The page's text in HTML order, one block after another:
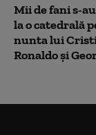
Mii de fani s-
la o catedrală
nunta lui
Ronaldo şi